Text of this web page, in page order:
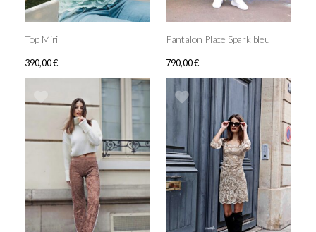
Top Miri
390,00€
Pantalon Place Spark bleu
790,00€